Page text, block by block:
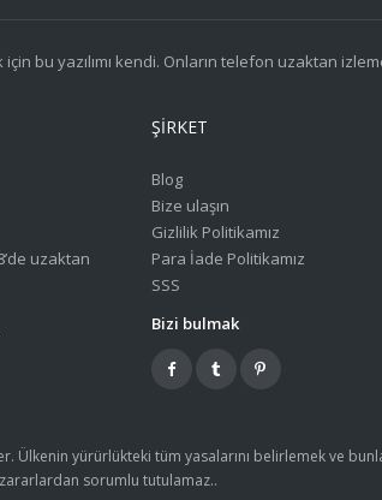
bu yazılımı kendi. Onların telefon uzaktan
uzaktan
ŞIRKET
Blog
Bize ulaşın
Gizlilik Politikamız
Para İade Politikamız
SSS
Bizi bulmak
Ülkenin yürürlükteki tüm yasalarını belirlemek ve
zararlardan sorumlu tutulamaz..